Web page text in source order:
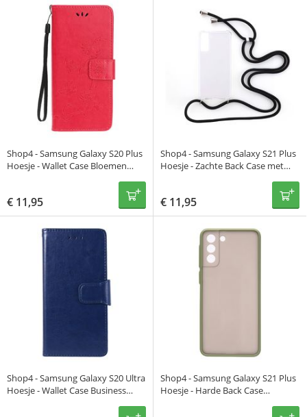
Shop4 - Samsung Galaxy S20 Plus
Hoesje - Wallet Case Bloemen
€ 11,95
Shop4 - Samsung Galaxy S21 Plus
Hoesje - Zachte Back Case met
€ 11,95
Shop4 - Samsung Galaxy S20 Ultra
Hoesje - Wallet Case Business
Shop4 - Samsung Galaxy S21 Plus
Hoesje - Harde Back Case